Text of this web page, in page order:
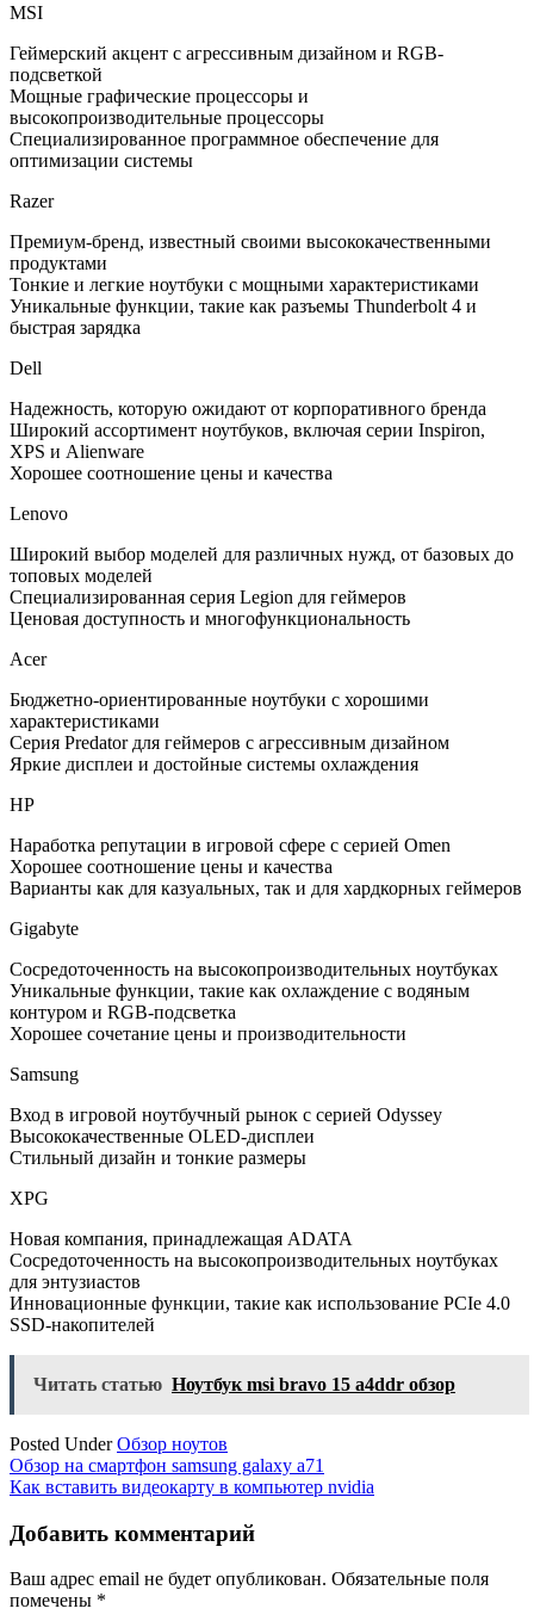
MSI
Геймерский акцент с агрессивным дизайном и RGB-
подсветкой
Мощные графические процессоры и
высокопроизводительные процессоры
Специализированное программное обеспечение для
оптимизации системы
Razer
Премиум-бренд, известный своими высококачественными
продуктами
Тонкие и легкие ноутбуки с мощными характеристиками
Уникальные функции, такие как разъемы Thunderbolt 4 и
быстрая зарядка
Dell
Надежность, которую ожидают от корпоративного бренда
Широкий ассортимент ноутбуков, включая серии Inspiron,
XPS и Alienware
Хорошее соотношение цены и качества
Lenovo
Широкий выбор моделей для различных нужд, от базовых до
топовых моделей
Специализированная серия Legion для геймеров
Ценовая доступность и многофункциональность
Acer
Бюджетно-ориентированные ноутбуки с хорошими
характеристиками
Серия Predator для геймеров с агрессивным дизайном
Яркие дисплеи и достойные системы охлаждения
HP
Наработка репутации в игровой сфере с серией Omen
Хорошее соотношение цены и качества
Варианты как для казуальных, так и для хардкорных геймеров
Gigabyte
Сосредоточенность на высокопроизводительных ноутбуках
Уникальные функции, такие как охлаждение с водяным
контуром и RGB-подсветка
Хорошее сочетание цены и производительности
Samsung
Вход в игровой ноутбучный рынок с серией Odyssey
Высококачественные OLED-дисплеи
Стильный дизайн и тонкие размеры
XPG
Новая компания, принадлежащая ADATA
Сосредоточенность на высокопроизводительных ноутбуках
для энтузиастов
Инновационные функции, такие как использование PCIe 4.0
SSD-накопителей
Читать статью Ноутбук msi bravo 15 a4ddr обзор
Posted UnderОбзор ноутов
Навигация
по
записям
Обзор на смартфон samsung galaxy a71
Как вставить видеокарту в компьютер nvidia
Добавить комментарий
Ваш адрес email не будет опубликован. Обязательные поля
помечены *